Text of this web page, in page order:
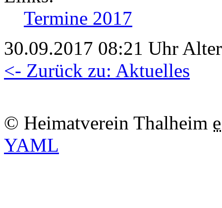
Termine 2017
30.09.2017 08:21 Uhr
<- Zurück zu: Aktuelles
© Heimatverein Thalheim
YAML